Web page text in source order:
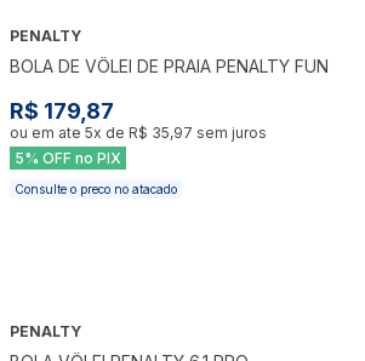
PENALTY
BOLA DE VÔLEI DE PRAIA PENALTY FUN
R$ 179,87
ou em ate 5x de R$ 35,97 sem juros
5% OFF no PIX
Consulte o preco no atacado
PENALTY